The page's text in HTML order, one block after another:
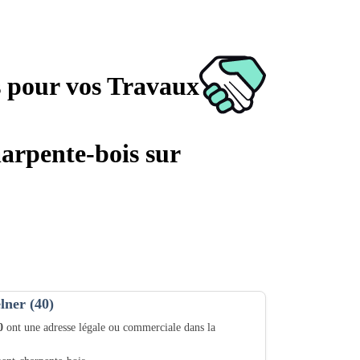
vos Travaux
bois sur
(40)
ont une adresse légale ou commerciale dans la